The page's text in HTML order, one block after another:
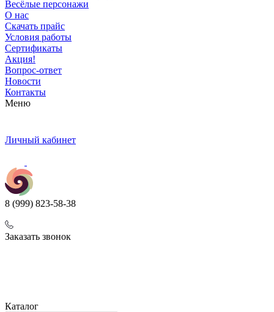
Весёлые персонажи
О нас
Скачать прайс
Условия работы
Сертификаты
Акция!
Вопрос-ответ
Новости
Контакты
Меню
Личный кабинет
8 (999) 823-58-38
Заказать звонок
Каталог